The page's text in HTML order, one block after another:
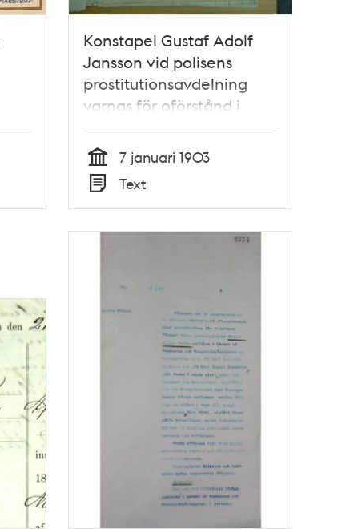
Konstapel Gustaf Adolf
Jansson vid polisens
prostitutionsavdelning
varnas för oförstånd i
tjänsten. Rapport och PM
1903
Tid
7 januari 1903
Typ
Text